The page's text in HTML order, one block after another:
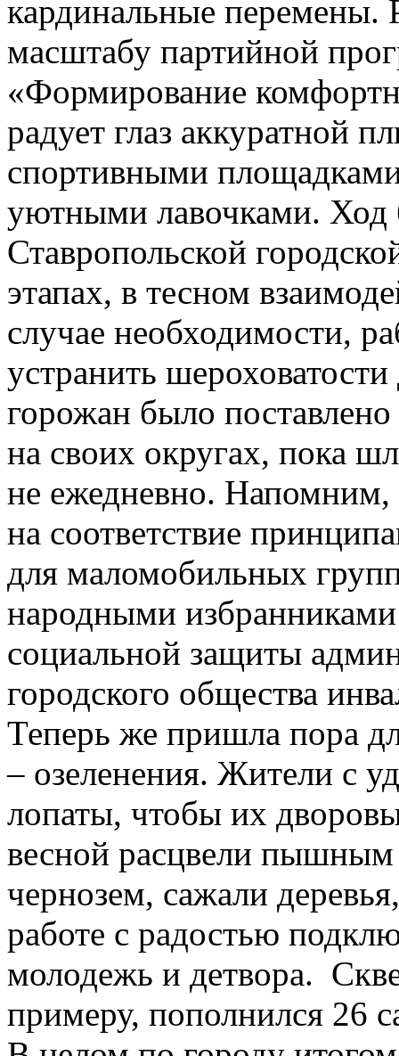
кардинальные перемены.
масштабу партийной
«Формирование
радует глаз аккуратной
спортивными
уютными лавочками. Ход
Ставропольской
этапах, в тесном
случае необходимости,
устранить
горожан было поставлено
на своих округах, пока
не ежедневно. Напомним,
на соответствие
для маломобильных
народными избранниками
социальной защиты
городского общества
Теперь же пришла пора
– озеленения. Жители с
лопаты, чтобы их
весной расцвели пышным
чернозем, сажали
работе с радостью
молодежь и детвора.
примеру, пополнился 26